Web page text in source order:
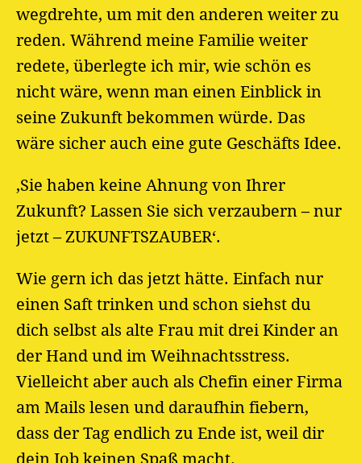
wegdrehte, um mit den anderen weiter zu
reden. Während meine Familie weiter
redete, überlegte ich mir, wie schön es
nicht wäre, wenn man einen Einblick in
seine Zukunft bekommen würde. Das
wäre sicher auch eine gute Geschäfts Idee.
‚Sie haben keine Ahnung von Ihrer
Zukunft? Lassen Sie sich verzaubern – nur
jetzt – ZUKUNFTSZAUBER‘.
Wie gern ich das jetzt hätte. Einfach nur
einen Saft trinken und schon siehst du
dich selbst als alte Frau mit drei Kinder an
der Hand und im Weihnachtsstress.
Vielleicht aber auch als Chefin einer Firma
am Mails lesen und daraufhin fiebern,
dass der Tag endlich zu Ende ist, weil dir
dein Job keinen Spaß macht.